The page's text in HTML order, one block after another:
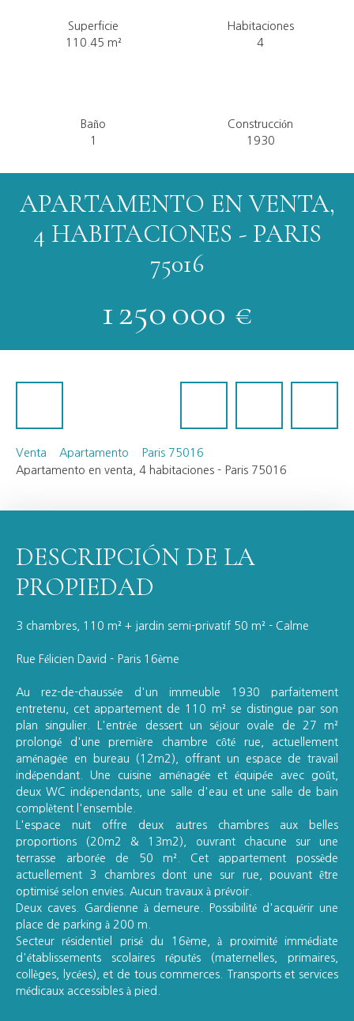
Superficie
110.45 m²
Habitaciones
4
Baño
1
Construcción
1930
APARTAMENTO EN VENTA,
4 HABITACIONES - PARIS
75016
1 250 000 €
Venta Apartamento
Paris 75016
Apartamento en venta, 4 habitaciones - Paris 75016
DESCRIPCIÓN DE LA
PROPIEDAD
3 chambres, 110 m² + jardin semi-privatif 50 m² - Calme
Rue Félicien David - Paris 16ème
Au rez-de-chaussée d'un immeuble 1930 parfaitement
entretenu, cet appartement de 110 m² se distingue par son
plan singulier. L'entrée dessert un séjour ovale de 27 m²
prolongé d'une première chambre côté rue, actuellement
aménagée en bureau (12m2), offrant un espace de travail
indépendant. Une cuisine aménagée et équipée avec goût,
deux WC indépendants, une salle d'eau et une salle de bain
complètent l'ensemble.
L'espace nuit offre deux autres chambres aux belles
proportions (20m2 & 13m2), ouvrant chacune sur une
terrasse arborée de 50 m². Cet appartement possède
actuellement 3 chambres dont une sur rue, pouvant être
optimisé selon envies. Aucun travaux à prévoir.
Deux caves. Gardienne à demeure. Possibilité d'acquérir une
place de parking à 200 m.
Secteur résidentiel prisé du 16ème, à proximité immédiate
d'établissements scolaires réputés (maternelles, primaires,
collèges, lycées), et de tous commerces. Transports et services
médicaux accessibles à pied.